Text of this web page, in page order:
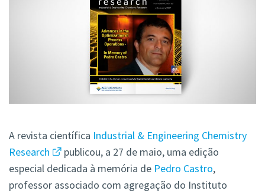
A revista científica Industrial & Engineering Chemistry
Research
publicou, a 27 de maio, uma edição
especial dedicada à memória de Pedro Castro,
professor associado com agregação do Instituto